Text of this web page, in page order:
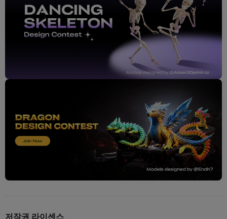
저작권 라이센스